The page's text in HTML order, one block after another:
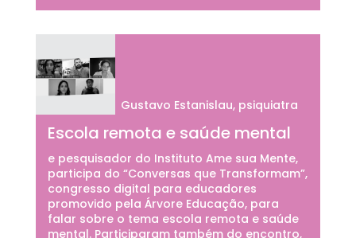
Escola remota e saúde mental
Gustavo Estanislau, psiquiatra
e pesquisador do Instituto Ame sua Mente,
participa do “Conversas que Transformam”,
congresso digital para educadores
promovido pela Árvore Educação, para
falar sobre o tema escola remota e saúde
mental. Participaram também do encontro,